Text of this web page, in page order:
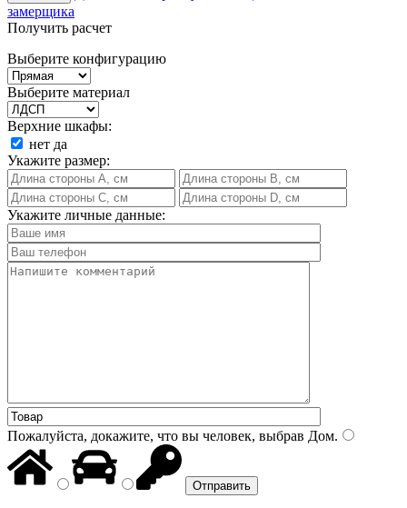
замерщика
Получить расчет
Выберите конфигурацию
Выберите материал
Верхние шкафы:
нет да
Укажите размер:
Укажите личные данные:
Пожалуйста, докажите, что вы человек, выбрав Дом.